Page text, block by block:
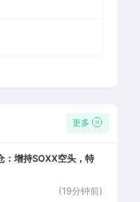
更多
：增持SOXX空头，特
(19分钟前)